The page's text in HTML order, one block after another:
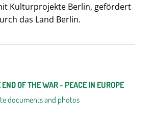
Kulturprojekte Berlin, gefördert
das Land Berlin.
END OF THE WAR - PEACE IN EUROPE
documents and photos